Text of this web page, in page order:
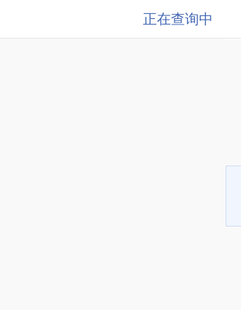
正在查询中